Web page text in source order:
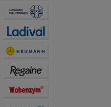
hierfür teilweise an
soziale Medien